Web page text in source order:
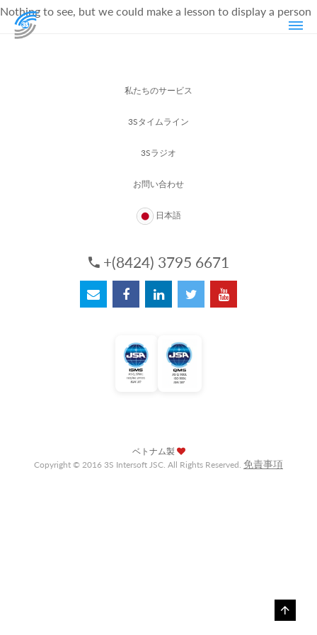
Nothing to see, but we could make a lesson to display a person
私たちのサービス
3Sタイムライン
3Sラジオ
お問い合わせ
日本語
+(8424) 3795 6671
ベトナム製
Copyright © 2016 3S Intersoft JSC. All Rights Reserved. 免責事項